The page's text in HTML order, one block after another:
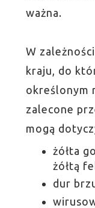
ważna.
W
kraju, do
określonym
zalecone
mogą
żółta
żółtą
dur